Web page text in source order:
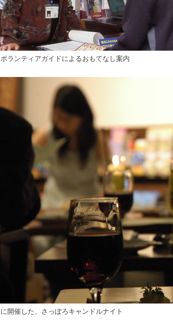
ランティアガイドによるおもてなし案内
開催した、さっぽろキャンドルナイト